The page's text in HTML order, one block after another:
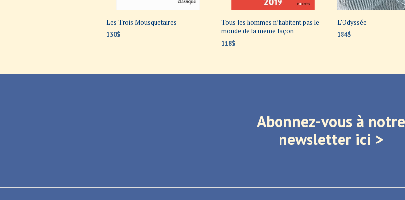
Les Trois Mousquetaires
130$
Tous les hommes n’habitent pas le
monde de la même façon
118$
L’Odyssée
184$
Abonnez-vous à notre
newsletter ici >